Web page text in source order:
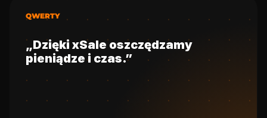
QWERTY
„Dzięki xSale oszczędzamy
pieniądze i czas.”